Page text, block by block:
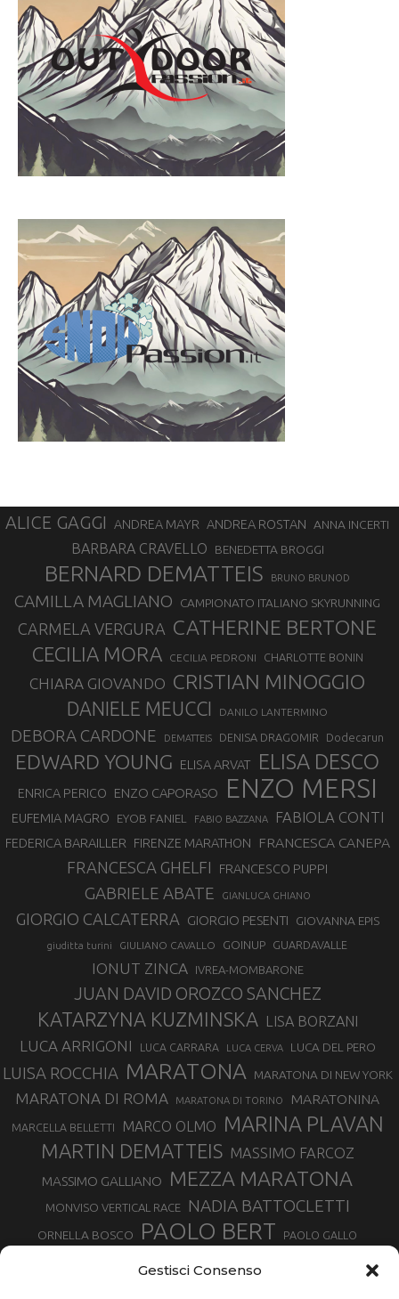
Gestisci Consenso
ALICE GAGGI ANDREA MAYR ANDREA ROSTAN ANNA INCERTI
BARBARA CRAVELLO BENEDETTA BROGGI
BERNARD DEMATTEIS BRUNO BRUNOD
CAMILLA MAGLIANO CAMPIONATO ITALIANO SKYRUNNING
CARMELA VERGURA CATHERINE BERTONE
CECILIA MORA CECILIA PEDRONI CHARLOTTE BONIN
CHIARA GIOVANDO CRISTIAN MINOGGIO
DANIELE MEUCCI DANILO LANTERMINO
DEBORA CARDONE DEMATTEIS DENISA DRAGOMIR Dodecarun
EDWARD YOUNG ELISA ARVAT ELISA DESCO
ENRICA PERICO ENZO CAPORASO ENZO MERSI
EUFEMIA MAGRO EYOB FANIEL FABIO BAZZANA FABIOLA CONTI
FEDERICA BARAILLER FIRENZE MARATHON FRANCESCA CANEPA
FRANCESCA GHELFI FRANCESCO PUPPI
GABRIELE ABATE GIANLUCA GHIANO
GIORGIO CALCATERRA GIORGIO PESENTI GIOVANNA EPIS
giuditta turini GIULIANO CAVALLO GOINUP GUARDAVALLE
IONUT ZINCA IVREA-MOMBARONE
JUAN DAVID OROZCO SANCHEZ
KATARZYNA KUZMINSKA LISA BORZANI
LUCA ARRIGONI LUCA CARRARA LUCA CERVA LUCA DEL PERO
LUISA ROCCHIA MARATONA MARATONA DI NEW YORK
MARATONA DI ROMA MARATONA DI TORINO MARATONINA
MARCELLA BELLETTI MARCO OLMO MARINA PLAVAN
MARTIN DEMATTEIS MASSIMO FARCOZ
MASSIMO GALLIANO MEZZA MARATONA
MONVISO VERTICAL RACE NADIA BATTOCLETTI
ORNELLA BOSCO PAOLO BERT PAOLO GALLO